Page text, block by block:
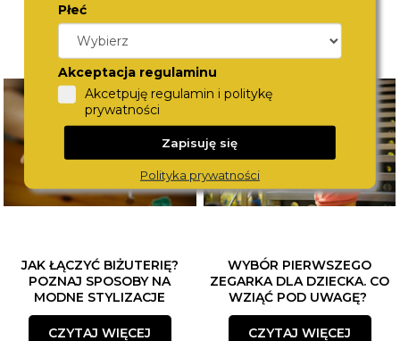
JAK ŁĄCZYĆ BIŻUTERIĘ?
POZNAJ SPOSOBY NA
MODNE STYLIZACJE
CZYTAJ WIĘCEJ
WYBÓR PIERWSZEGO
ZEGARKA DLA DZIECKA. CO
WZIĄĆ POD UWAGĘ?
CZYTAJ WIĘCEJ
Płeć
Akceptacja regulaminu
Akcetpuję regulamin i politykę
prywatności
Zapisuję się
Polityka prywatności